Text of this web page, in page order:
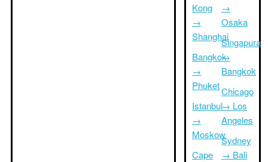
Kong
→
Shanghai
Bangkok
→
Phuket
Istanbul
→
Moskow
Cape
→
Osaka
Singapura
→
Bangkok
Chicago
→ Los
Angeles
Sydney
→ Bali